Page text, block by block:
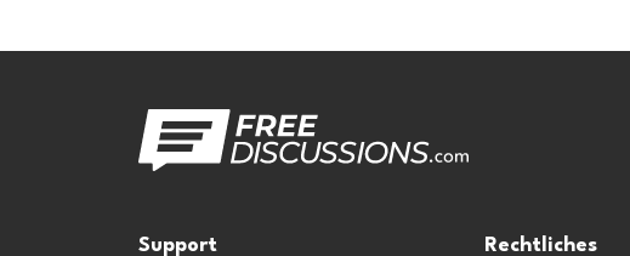
Support Rechtliches